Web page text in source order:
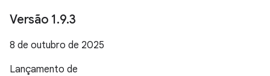
Versão 1.9.3
8 de outubro de 2025
Lançamento de